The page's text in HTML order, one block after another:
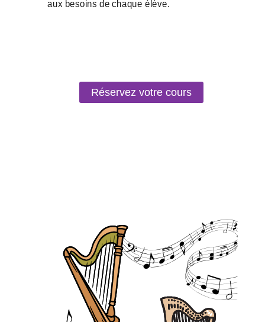
Réservez votre cours